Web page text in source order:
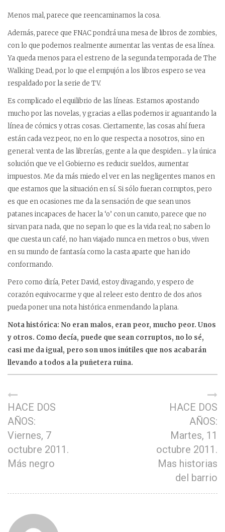
Menos mal, parece que reencaminamos la cosa.
Además, parece que FNAC pondrá una mesa de libros de zombies,
con lo que podemos realmente aumentar las ventas de esa línea.
Ya queda menos para el estreno de la segunda temporada de The
Walking Dead, por lo que el empujón a los libros espero se vea
respaldado por la serie de TV.
Es complicado el equilibrio de las líneas. Estamos apostando
mucho por las novelas, y gracias a ellas podemos ir aguantando la
línea de cómics y otras cosas. Ciertamente, las cosas ahí fuera
están cada vez peor, no en lo que respecta a nosotros, sino en
general: venta de las librerías, gente a la que despiden… y la única
solución que ve el Gobierno es reducir sueldos, aumentar
impuestos. Me da más miedo el ver en las negligentes manos en
que estamos que la situación en sí. Si sólo fueran corruptos, pero
es que en ocasiones me da la sensación de que sean unos
patanes incapaces de hacer la ‘o’ con un canuto, parece que no
sirvan para nada, que no sepan lo que es la vida real; no saben lo
que cuesta un café, no han viajado nunca en metros o bus, viven
en su mundo de fantasía como la casta aparte que han ido
conformando.
Pero como diría, Peter David, estoy divagando, y espero de
corazón equivocarme y que al releer esto dentro de dos años
pueda poner una nota histórica enmendando la plana.
Nota histórica: No eran malos, eran peor, mucho peor. Unos
y otros. Como decía, puede que sean corruptos, no lo sé,
casi me da igual, pero son unos inútiles que nos acabarán
llevando a todos a la puñetera ruina.
HACE DOS
AÑOS:
Viernes, 7
octubre 2011.
Más negro
HACE DOS
AÑOS:
Martes, 11
octubre 2011.
Mas historias
del barrio